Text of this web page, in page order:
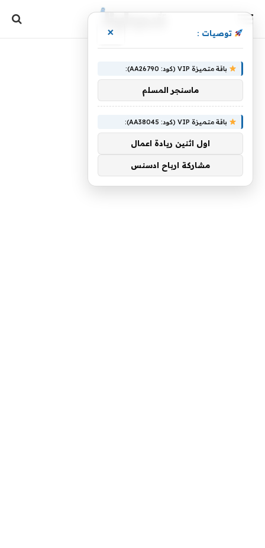
توصيات : ×
باقة متميزة VIP (كود: AA26790):
ماسنجر المسلم
باقة متميزة VIP (كود: AA38045):
اول اثنين ريادة اعمال
مشاركة ارباح ادسنس